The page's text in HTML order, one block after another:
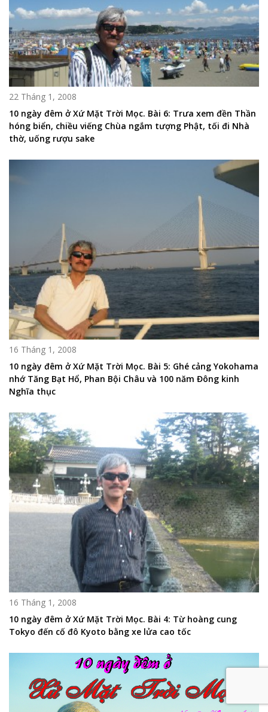
22 Tháng 1, 2008
10 ngày đêm ở Xứ Mặt Trời Mọc. Bài 6: Trưa xem đền Thần
hóng biển, chiều viếng Chùa ngắm tượng Phật, tối đi Nhà
thờ, uống rượu sake
16 Tháng 1, 2008
10 ngày đêm ở Xứ Mặt Trời Mọc. Bài 5: Ghé cảng Yokohama
nhớ Tăng Bạt Hổ, Phan Bội Châu và 100 năm Đông kinh
Nghĩa thục
16 Tháng 1, 2008
10 ngày đêm ở Xứ Mặt Trời Mọc. Bài 4: Từ hoàng cung
Tokyo đến cố đô Kyoto bằng xe lửa cao tốc